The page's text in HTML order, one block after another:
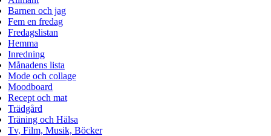
Barnen och jag
Fem en fredag
Fredagslistan
Hemma
Inredning
Månadens lista
Mode och collage
Moodboard
Recept och mat
Trädgård
Träning och Hälsa
Tv, Film, Musik, Böcker